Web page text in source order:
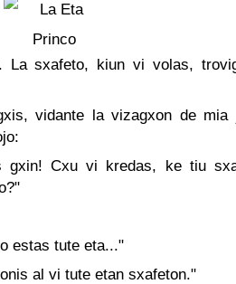
La sxafeto, kiun vi volas,
vidante la vizagxon de mia
gxin! Cxu vi kredas, ke tiu
estas tute eta..."
al vi tute etan sxafeton."